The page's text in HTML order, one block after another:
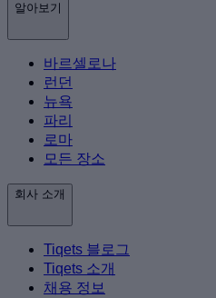
알아보기
바르셀로나
런던
뉴욕
파리
로마
모든 장소
회사 소개
Tiqets 블로그
Tiqets 소개
채용 정보